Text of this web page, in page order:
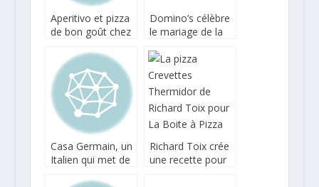
Aperitivo et pizza
de bon goût chez
Domino’s célèbre
le mariage de la
dog !
Casa Germain, un
Italien qui met de
Richard Toix crée
une recette pour